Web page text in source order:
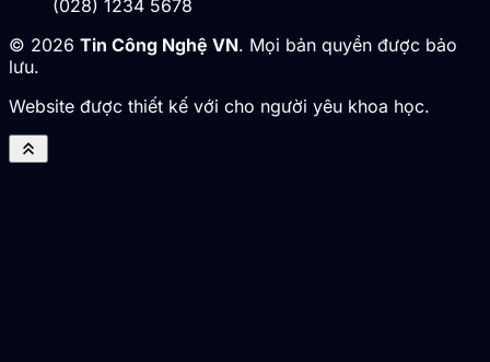
(028) 1234 5678
© 2026 Tin Công Nghệ VN. Mọi bản quyền được bảo
lưu.
Website được thiết kế với cho người yêu khoa học.
keyboard_double_arrow_up